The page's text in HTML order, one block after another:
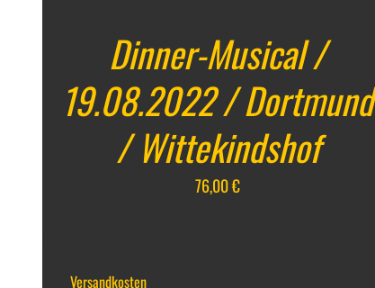
Dinner-Musical /
19.08.2022 / Dortmund
/ Wittekindshof
76,00€
Versandkosten